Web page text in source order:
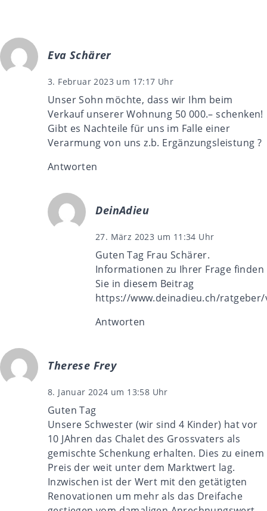
Eva Schärer
3. Februar 2023 um 17:17 Uhr
Unser Sohn möchte, dass wir Ihm beim
Verkauf unserer Wohnung 50 000.– schenken!
Gibt es Nachteile für uns im Falle einer
Verarmung von uns z.b. Ergänzungsleistung ?
Antworten
DeinAdieu
27. März 2023 um 11:34 Uhr
Guten Tag Frau Schärer.
Informationen zu Ihrer Frage finden
Sie in diesem Beitrag
https://www.deinadieu.ch/
Antworten
Therese Frey
8. Januar 2024 um 13:58 Uhr
Guten Tag
Unsere Schwester (wir sind 4 Kinder) hat vor
10 JAhren das Chalet des Grossvaters als
gemischte Schenkung erhalten. Dies zu einem
Preis der weit unter dem Marktwert lag.
Inzwischen ist der Wert mit den getätigten
Renovationen um mehr als das Dreifache